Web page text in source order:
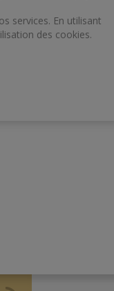
services. En utilisant
des cookies.